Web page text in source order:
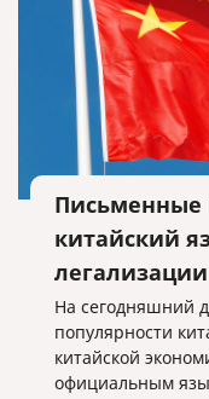
Письменные
китайский
На сегодняшний
популярности
китайской
официальным